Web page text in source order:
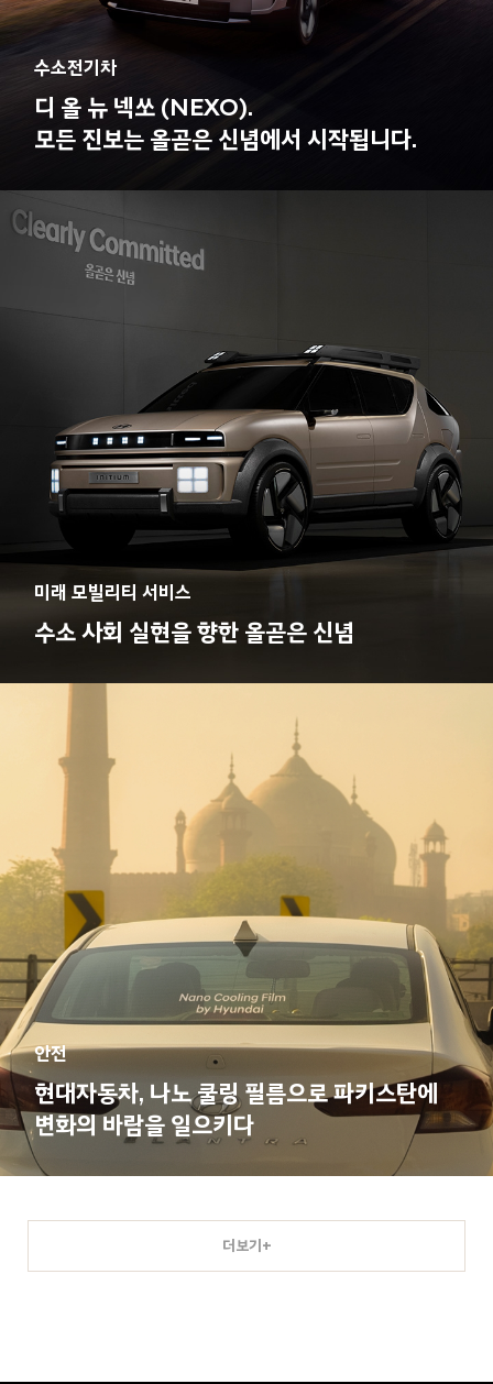
수소전기차
디 올 뉴 넥쏘 (NEXO).
모든 진보는 올곧은 신념에서 시작됩니다.
미래 모빌리티 서비스
수소 사회 실현을 향한 올곧은 신념
안전
현대자동차, 나노 쿨링 필름으로 파키스탄에
변화의 바람을 일으키다
더보기+